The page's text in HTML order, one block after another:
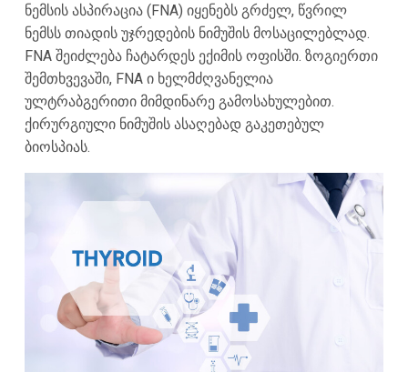
ნემსის ასპირაცია (FNA) იყენებს გრძელ, წვრილ
ნემსს თიადის უჯრედების ნიმუშის მოსაცილებლად.
FNA შეიძლება ჩატარდეს ექიმის ოფისში. ზოგიერთი
შემთხვევაში, FNA ი ხელმძღვანელია
ულტრაბგერითი მიმდინარე გამოსახულებით.
ქირურგიული ნიმუშის ასაღებად გაკეთებულ
ბიოსპიას.